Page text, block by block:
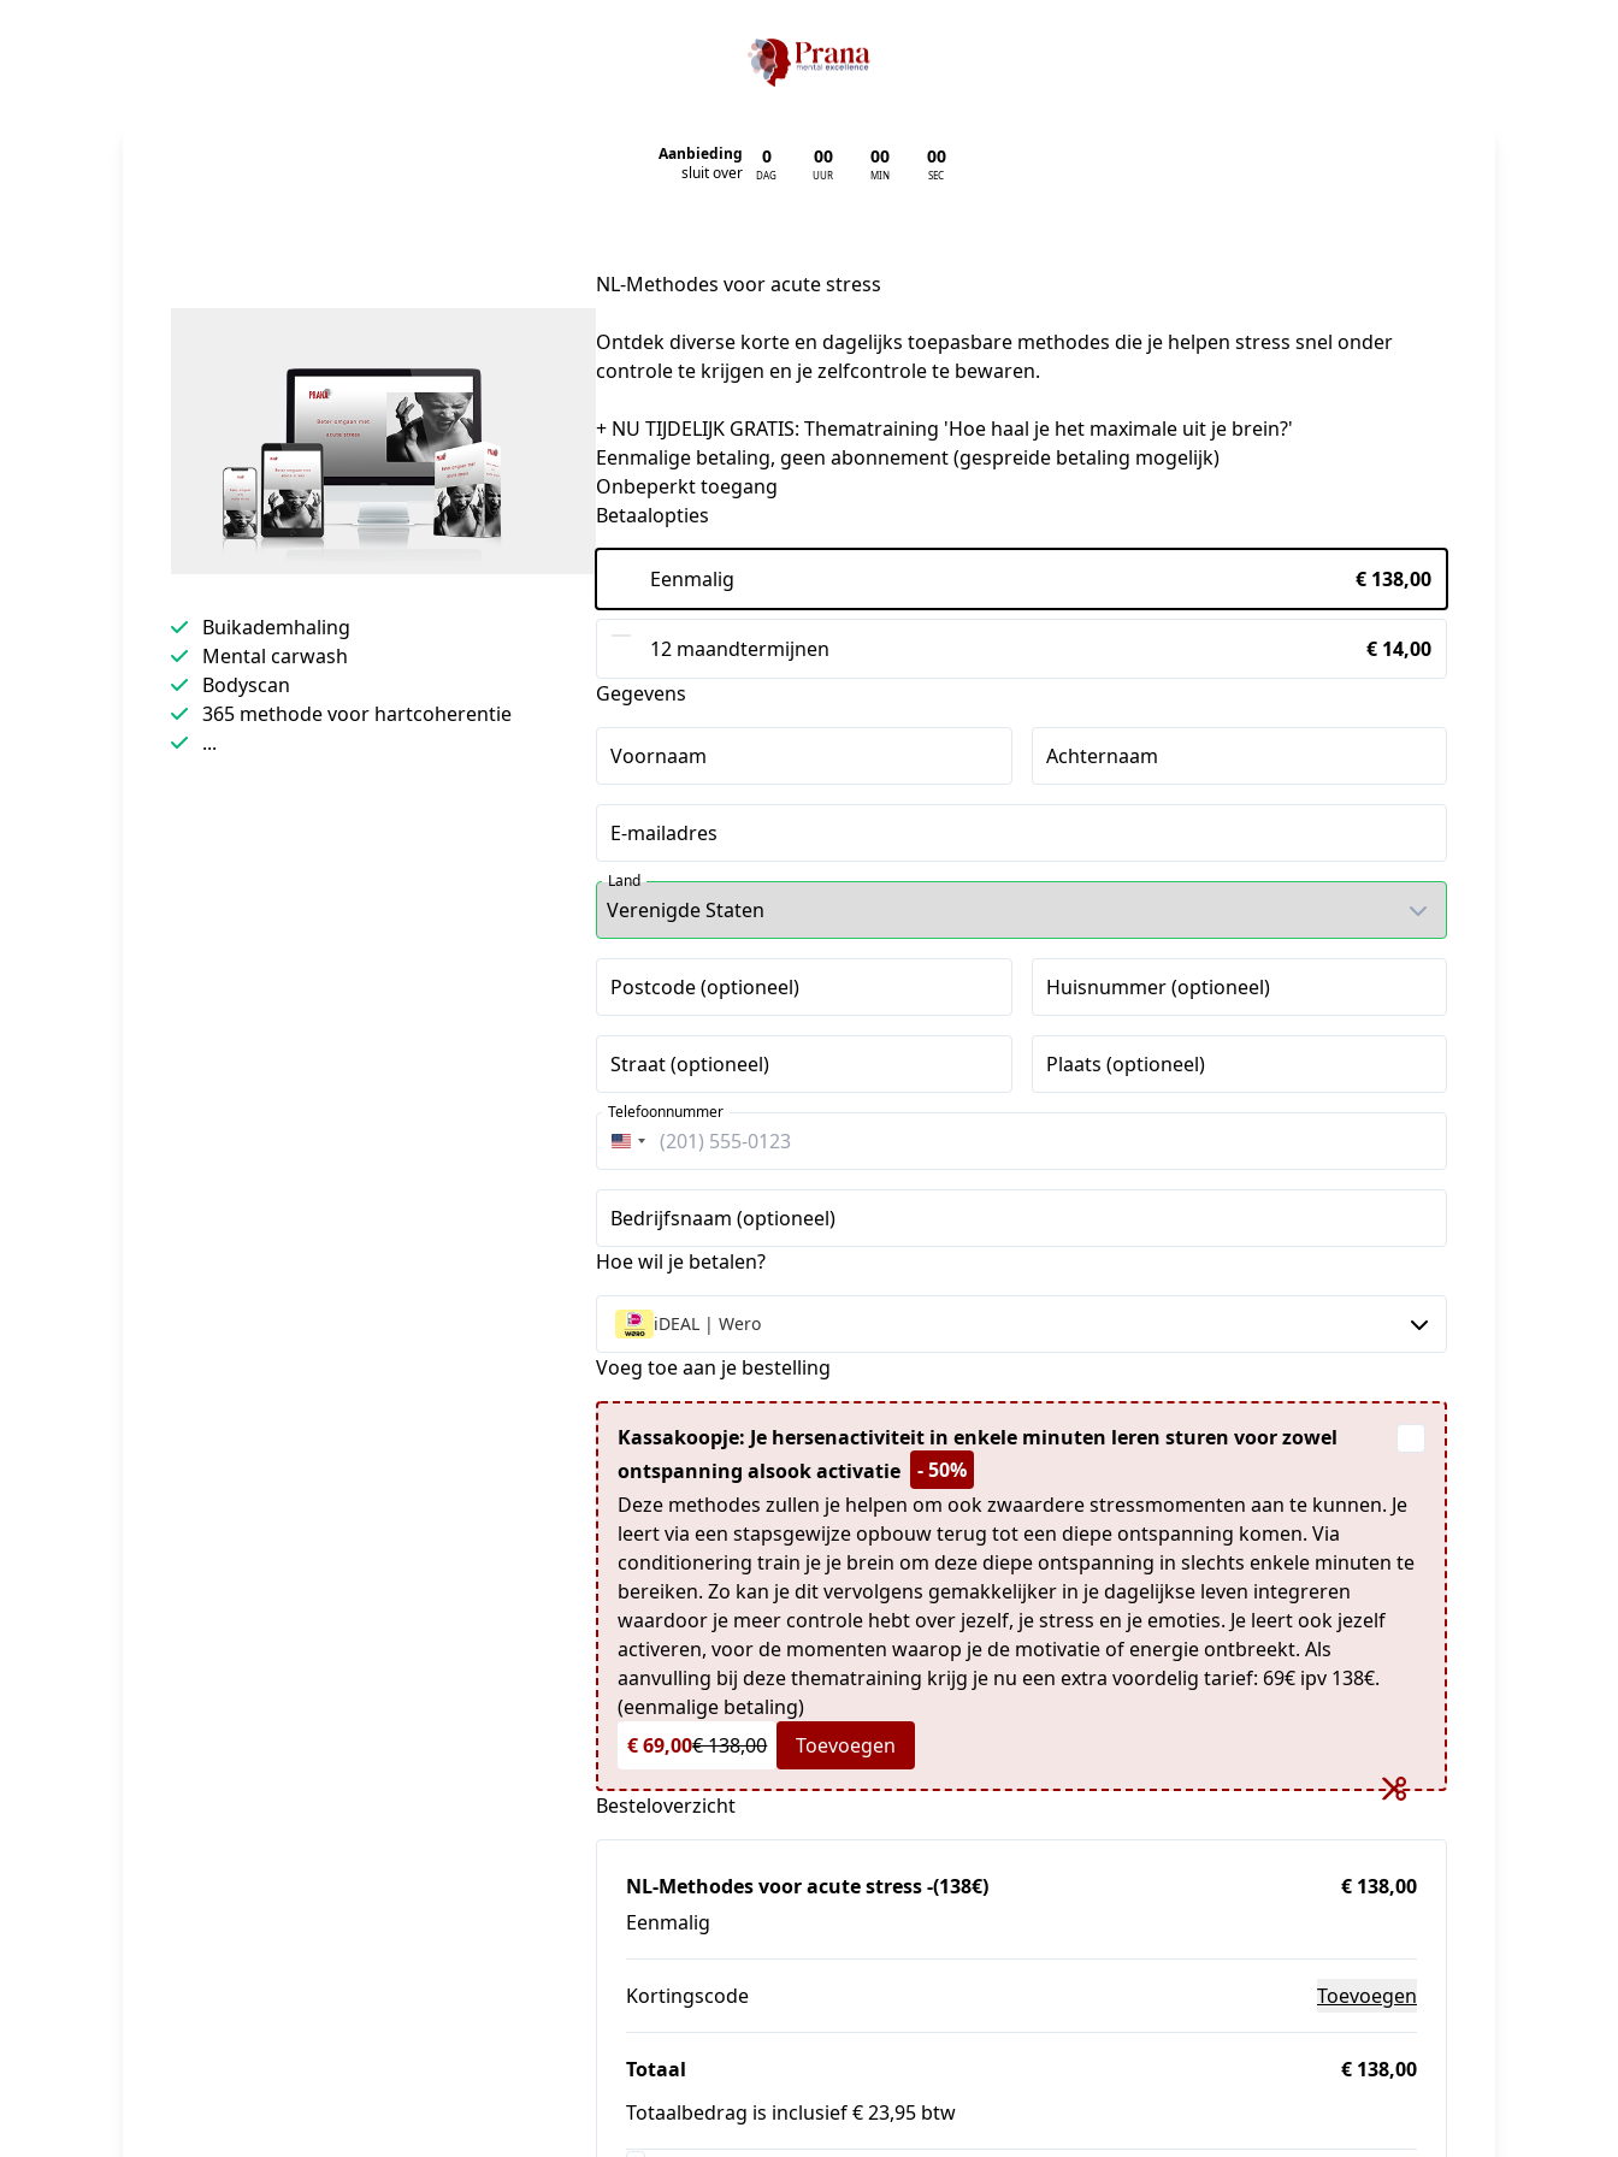
Aanbieding
sluit over
0
DAG
00
UUR
00
MIN
00
SEC
Buikademhaling
Mental carwash
Bodyscan
365 methode voor hartcoherentie
...
NL-Methodes voor acute stress
Ontdek diverse korte en dagelijks toepasbare methodes die je helpen stress snel onder
controle te krijgen en je zelfcontrole te bewaren.
+ NU TIJDELIJK GRATIS: Thematraining 'Hoe haal je het maximale uit je brein?'
Eenmalige betaling, geen abonnement (gespreide betaling mogelijk)
Onbeperkt toegang
Betaalopties
Eenmalig € 138,00
12 maandtermijnen
€ 14,00
Gegevens
Voornaam Achternaam
E-mailadres
Land
Postcode (optioneel) Huisnummer (optioneel)
Straat (optioneel) Plaats (optioneel)
Verenigde
Staten
+1
Telefoonnummer
Bedrijfsnaam (optioneel)
Hoe wil je betalen?
iDEAL | Wero
Voeg toe aan je bestelling
Kassakoopje: Je hersenactiviteit in enkele minuten leren sturen voor zowel
ontspanning alsook activatie
- 50%
Deze methodes zullen je helpen om ook zwaardere stressmomenten aan te kunnen. Je
leert via een stapsgewijze opbouw terug tot een diepe ontspanning komen. Via
conditionering train je je brein om deze diepe ontspanning in slechts enkele minuten te
bereiken. Zo kan je dit vervolgens gemakkelijker in je dagelijkse leven integreren
waardoor je meer controle hebt over jezelf, je stress en je emoties. Je leert ook jezelf
activeren, voor de momenten waarop je de motivatie of energie ontbreekt. Als
aanvulling bij deze thematraining krijg je nu een extra voordelig tarief: 69€ ipv 138€.
(eenmalige betaling)
€ 69,00€ 138,00 Toevoegen
Besteloverzicht
NL-Methodes voor acute stress -(138€)
Eenmalig
€ 138,00
Kortingscode Toevoegen
Totaal
€ 138,00
Totaalbedrag is inclusief € 23,95 btw